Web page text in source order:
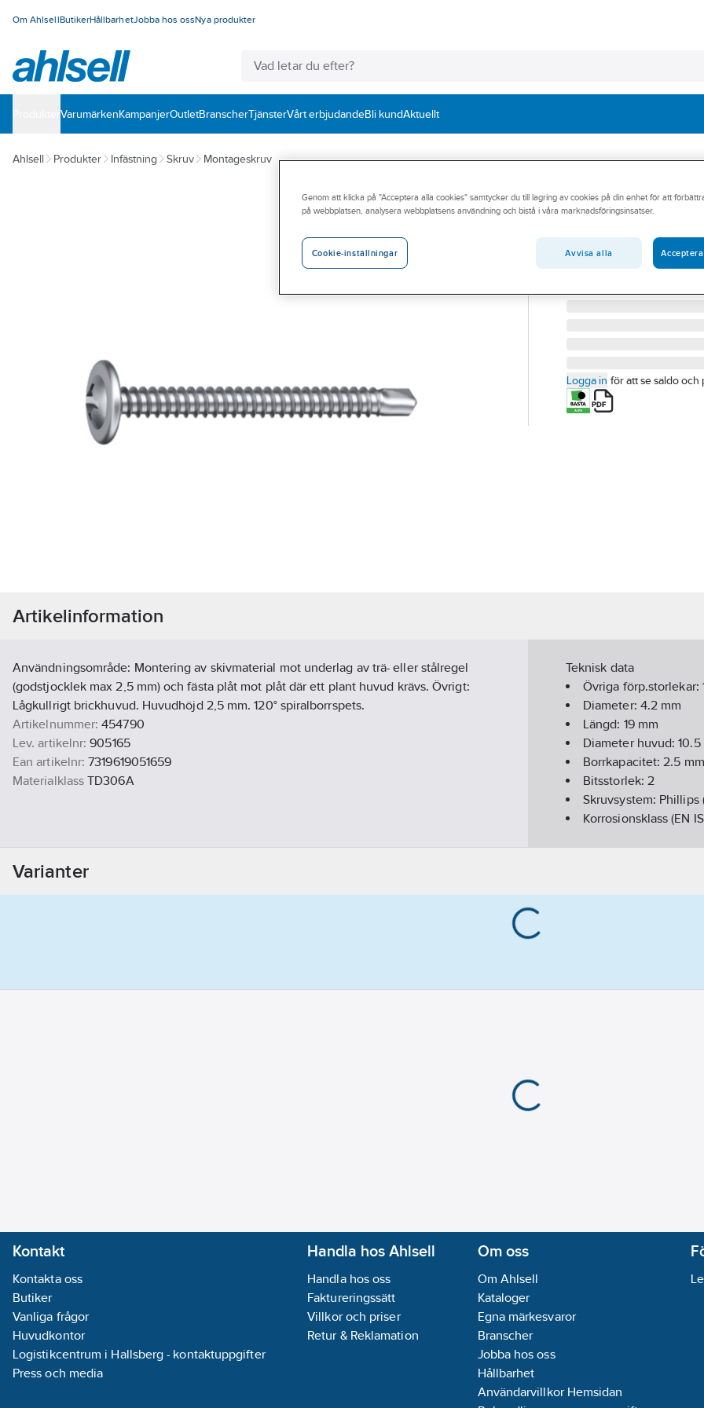
Om AhlsellButikerHållbarhetJobba hos ossNya produkter
VarumärkenKampanjerOutletBranscherTjänsterVårt erbjudandeBli kundAktuellt
Ahlsell Produkter Infästning Skruv Montageskruv
EJOT
Montageskruv
MONTAGESKRUV
Artikelnummer:
454790
905165
Logga in för att se saldo och
Artikelinformation
Användningsområde: Montering av skivmaterial mot underlag av trä- eller stålregel
(godstjocklek max 2,5 mm) och fästa plåt mot plåt där ett plant huvud krävs. Övrigt:
Lågkullrigt brickhuvud. Huvudhöjd 2,5 mm. 120° spiralborrspets.
Artikelnummer: 454790
Lev. artikelnr: 905165
Ean artikelnr: 7319619051659
Materialklass TD306A
Teknisk data
Övriga förp.storlekar:
Diameter: 4.2 mm
Längd: 19mm
Diameter huvud:10.5
Borrkapacitet:2.5 mm
Bitsstorlek:2
Skruvsystem: Phillips
Korrosionsklass (EN
Varianter
Kontakt
Kontakta oss
Butiker
Vanliga frågor
Huvudkontor
Logistikcentrum i Hallsberg - kontaktuppgifter
Press och media
Handla hos Ahlsell
Handla hos oss
Faktureringssätt
Villkor och priser
Retur & Reklamation
Om oss
Om Ahlsell
Kataloger
Egna märkesvaror
Branscher
Jobba hos oss
Hållbarhet
Användarvillkor Hemsidan
Genom att klicka på "Acceptera alla cookies" samtycker du till lagring av cookies på din enhet för att
på webbplatsen, analysera webbplatsens användning och bistå i våra marknadsföringsinsatser.
Cookie-inställningar Avvisa alla